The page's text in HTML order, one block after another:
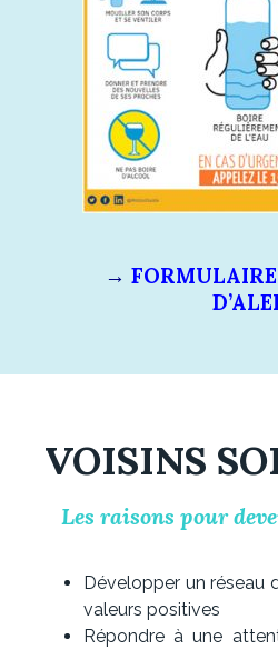
→
VOISINS
Les raisons pour
Développer un réseau
valeurs positives
Répondre à une